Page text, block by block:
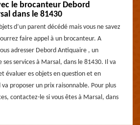
le brocanteur Debord
dans le 81430
d’un parent décédé mais vous ne savez
faire appel à un brocanteur. A
adresser Debord Antiquaire , un
services à Marsal, dans le 81430. Il va
évaluer es objets en question et en
proposer un prix raisonnable. Pour plus
contactez-le si vous êtes à Marsal, dans